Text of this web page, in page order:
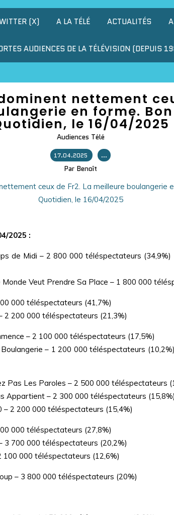
(X) A LA TÉLÉ ACTUALITÉS
AUDIENCES DE LA TÉLÉVISION (DEPUIS
dominent nettement
en forme.
le 16/04/2025
Audiences Télé
17.04.2025 …
Par Benoît
2025 :
de Midi – 2 800 000 téléspectateurs
Monde Veut Prendre Sa Place – 1 800 000
000 téléspectateurs (41,7%)
2 200 000 téléspectateurs (21,3%)
– 2 100 000 téléspectateurs (17,5%)
– 1 200 000 téléspectateurs
Pas Les Paroles – 2 500 000 téléspectateurs
Appartient – 2 300 000 téléspectateurs (15,8%)
– 2 200 000 téléspectateurs (15,4%)
000 téléspectateurs (27,8%)
3 700 000 téléspectateurs (20,2%)
100 000 téléspectateurs (12,6%)
– 3 800 000 téléspectateurs (20%)